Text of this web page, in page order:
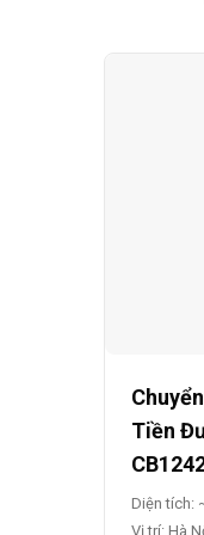
Tiền
Diện tích:
Vị trí: Hà